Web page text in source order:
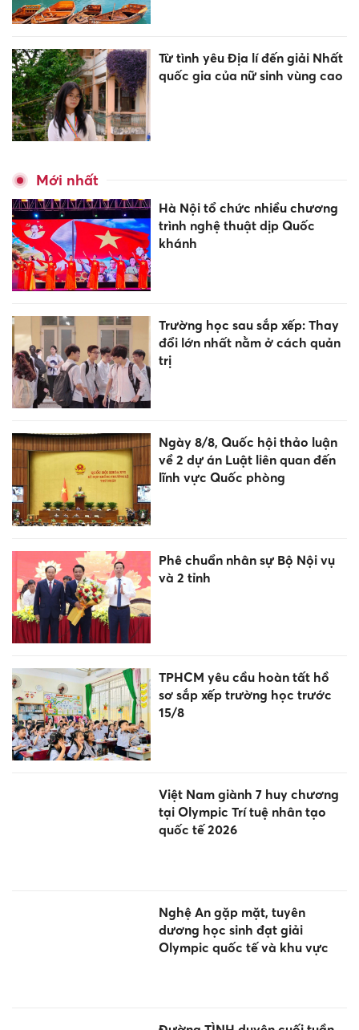
Từ tình yêu Địa lí đến giải Nhất
quốc gia của nữ sinh vùng cao
Mới nhất
Hà Nội tổ chức nhiều chương
trình nghệ thuật dịp Quốc
khánh
Trường học sau sắp xếp: Thay
đổi lớn nhất nằm ở cách quản
trị
Ngày 8/8, Quốc hội thảo luận
về 2 dự án Luật liên quan đến
lĩnh vực Quốc phòng
Phê chuẩn nhân sự Bộ Nội vụ
và 2 tỉnh
TPHCM yêu cầu hoàn tất hồ
sơ sắp xếp trường học trước
15/8
Việt Nam giành 7 huy chương
tại Olympic Trí tuệ nhân tạo
quốc tế 2026
Nghệ An gặp mặt, tuyên
dương học sinh đạt giải
Olympic quốc tế và khu vực